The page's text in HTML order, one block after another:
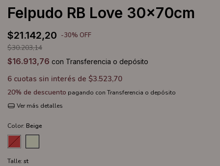
Felpudo RB Love 30x70cm
$21.142,20 -30% OFF
$30.203,14
$16.913,76 con Transferencia o depósito
6 cuotas sin interés de $3.523,70
20% de descuento pagando con Transferencia o depósito
Ver más detalles
Color: Beige
Talle: st